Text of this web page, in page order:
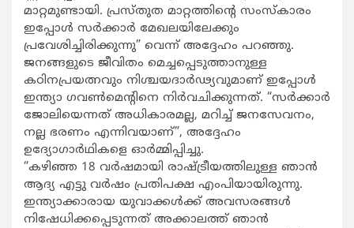
മാറ്റമുണ്ടായി. പ്രസ്തുത മാറ്റത്തിന്റെ സംസ്‌കാരം
ഇപ്പോൾ സർക്കാർ മേഖലയിലേക്കും
പ്രവേശിച്ചിരിക്കുന്നു” വെന്ന് അദ്ദേഹം പറഞ്ഞു.
ജനങ്ങളുടെ ജീവിതം മെച്ചപ്പെടുത്താനുള്ള
കഠിനപ്രയത്നവും നിശ്ചയദാർഢ്യവുമാണ് ഇപ്പോൾ
ഇന്ത്യാ ഗവൺമെൻ്റിനെ നിർവചിക്കുന്നത്. “സർക്കാർ
ജോലിയെന്നത് അധികാരമല്ല, മറിച്ച് ജനസേവനം,
നല്ല ഭരണം എന്നിവയാണ്”, അദ്ദേഹം
ഉദ്യോഗാർഥികളെ ഓർമ്മിപ്പിച്ചു.
“കഴിഞ്ഞ 18 വർഷമായി രാഷ്ട്രീയത്തിലുള്ള ഞാൻ
ആദ്യ എട്ടു വർഷം പ്രതിപക്ഷ എംപിയായിരുന്നു.
ഇന്ത്യാക്കാരായ യുവാക്കൾക്ക് അവസരങ്ങൾ
നിഷേധിക്കപ്പെടുന്നത് അക്കാലത്ത് ഞാൻ